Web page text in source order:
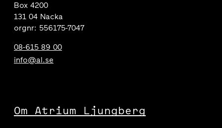
Box 4200
131 04 Nacka
orgnr: 556175-7047
08-615 89 00
info@al.se
Om Atrium Ljungberg